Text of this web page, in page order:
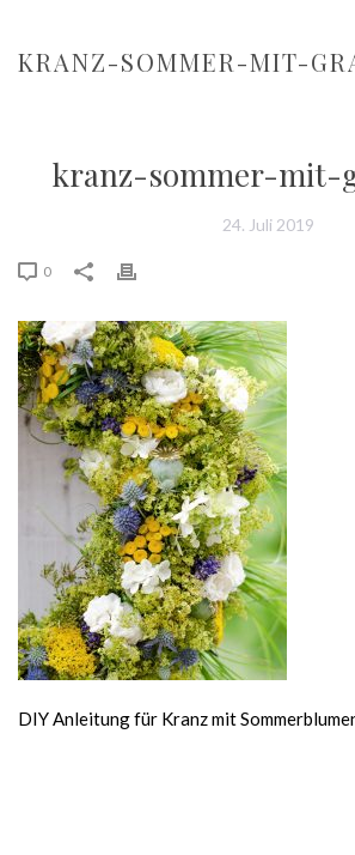
KRANZ-SOMMER-MIT-
kranz-sommer-mit-
24. Juli 2019
0
DIY Anleitung für Kranz mit